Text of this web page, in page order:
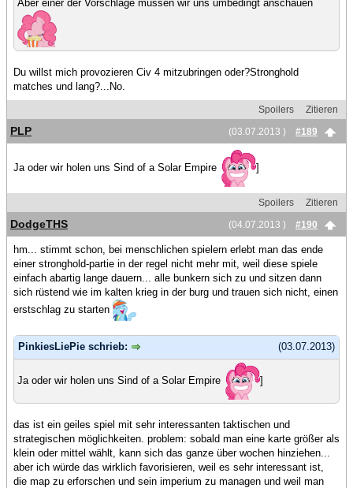
Aber einer der Vorschläge müssen wir uns umbedingt anschauen
Du willst mich provozieren Civ 4 mitzubringen oder?Stronghold
matches und lang?...No.
Spoilers
Zitieren
(03.07.2013 )
#189
PLP
Ja oder wir holen uns Sind of a Solar Empire ]
Spoilers
Zitieren
(04.07.2013 )
#190
DodgeTHS
hm... stimmt schon, bei menschlichen spielern erlebt man das ende
einer stronghold-partie in der regel nicht mehr mit, weil diese spiele
einfach abartig lange dauern... alle bunkern sich zu und sitzen dann
sich rüstend wie im kalten krieg in der burg und trauen sich nicht, einen
erstschlag zu starten
(03.07.2013)
PinkiesLiePie schrieb:
Ja oder wir holen uns Sind of a Solar Empire ]
das ist ein geiles spiel mit sehr interessanten taktischen und
strategischen möglichkeiten. problem: sobald man eine karte größer als
klein oder mittel wählt, kann sich das ganze über wochen hinziehen...
aber ich würde das wirklich favorisieren, weil es sehr interessant ist,
die map zu erforschen und sein imperium zu managen und weil man